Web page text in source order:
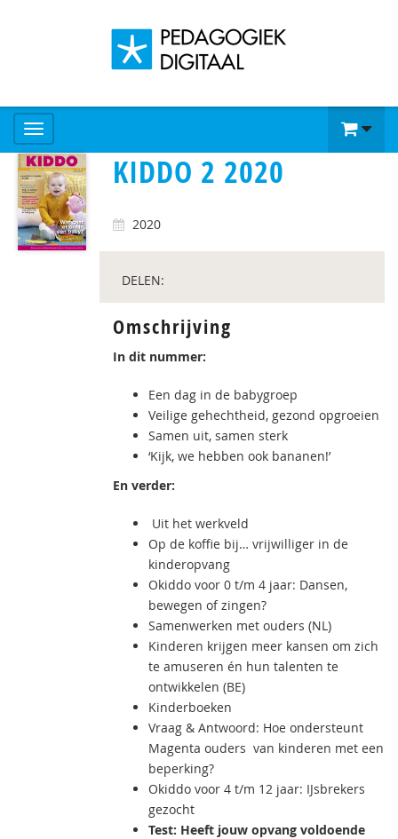
KIDDO 2 2020
2020
DELEN:
Omschrijving
In dit nummer:
Een dag in de babygroep
Veilige gehechtheid, gezond opgroeien
Samen uit, samen sterk
‘Kijk, we hebben ook bananen!’
En verder:
Uit het werkveld
Op de koffie bij… vrijwilliger in de
kinderopvang
Okiddo voor 0 t/m 4 jaar: Dansen,
bewegen of zingen?
Samenwerken met ouders (NL)
Kinderen krijgen meer kansen om zich
te amuseren én hun talenten te
ontwikkelen (BE)
Kinderboeken
Vraag & Antwoord: Hoe ondersteunt
Magenta ouders van kinderen met een
beperking?
Okiddo voor 4 t/m 12 jaar: IJsbrekers
gezocht
Test: Heeft jouw opvang voldoende